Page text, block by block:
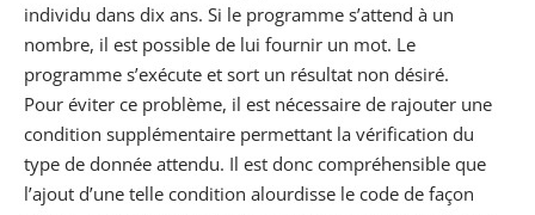
individu dans dix ans. Si le programme s’attend à un
nombre, il est possible de lui fournir un mot. Le
programme s’exécute et sort un résultat non désiré.
Pour éviter ce problème, il est nécessaire de rajouter une
condition supplémentaire permettant la vérification du
type de donnée attendu. Il est donc compréhensible que
l’ajout d’une telle condition alourdisse le code de façon